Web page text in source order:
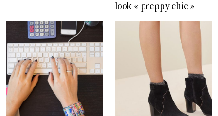
look « preppy chic »